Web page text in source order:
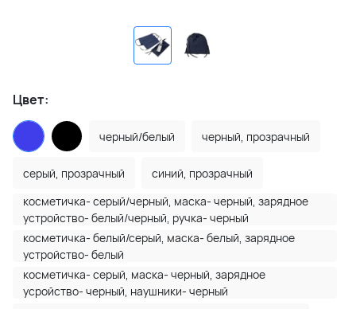
Цвет:
черный/белый черный, прозрачный
серый, прозрачный
синий, прозрачный
косметичка- серый/черный, маска- черный, зарядное
устройство- белый/черный, ручка- черный
косметичка- белый/серый, маска- белый, зарядное
устройство- белый
косметичка- серый, маска- черный, зарядное
усройство- черный, наушники- черный